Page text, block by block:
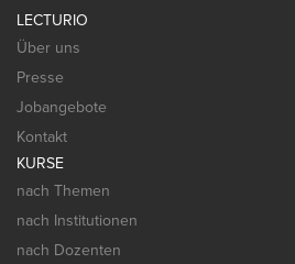
LECTURIO
Über uns
Presse
Jobangebote
Kontakt
KURSE
nach Themen
nach Institutionen
nach Dozenten